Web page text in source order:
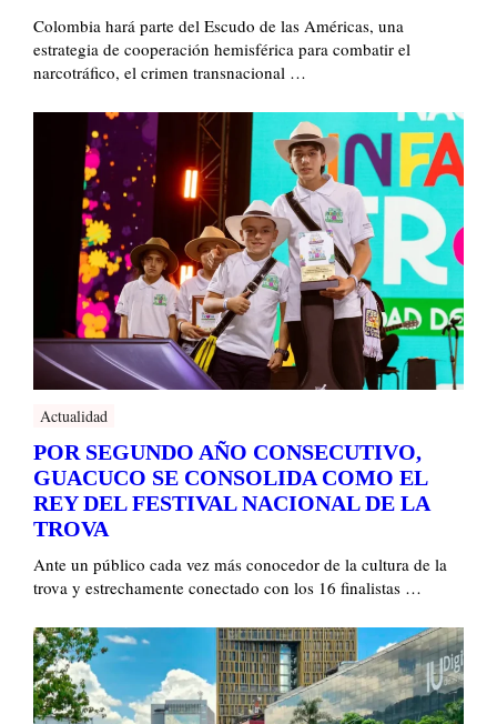
Colombia hará parte del Escudo de las Américas, una
estrategia de cooperación hemisférica para combatir el
narcotráfico, el crimen transnacional …
Actualidad
POR SEGUNDO AÑO CONSECUTIVO,
GUACUCO SE CONSOLIDA COMO EL
REY DEL FESTIVAL NACIONAL DE LA
TROVA
Ante un público cada vez más conocedor de la cultura de la
trova y estrechamente conectado con los 16 finalistas …